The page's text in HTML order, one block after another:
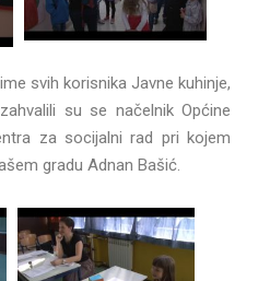
svih korisnika Javne kuhinje,
su se načelnik Općine
za socijalni rad pri kojem
gradu Adnan Bašić.